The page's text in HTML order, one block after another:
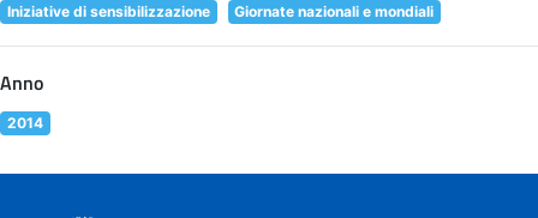
Iniziative di sensibilizzazione
Giornate nazionali e mondiali
Anno
2014